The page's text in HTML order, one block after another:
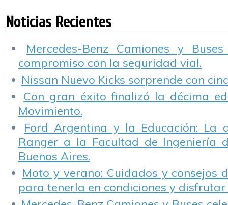
Noticias Recientes
Mercedes-Benz Camiones y
compromiso con la seguridad vial.
Nissan Nuevo Kicks sorprende con
Con gran éxito finalizó la décima
Movimiento.
Ford Argentina y la Educación: La
Ranger a la Facultad de Ingeniería
Buenos Aires.
Moto y verano: Cuidados y consejos
para tenerla en condiciones y disfrutar